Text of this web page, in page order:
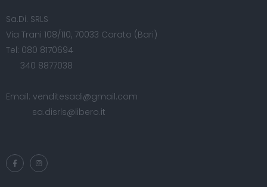
Sa.Di. SRLS
Via Trani 108/110, 70033 Corato (Bari)
Tel: 080 8170694
340 8877038
Email: venditesadi@gmail.com
sa.disrls@libero.it